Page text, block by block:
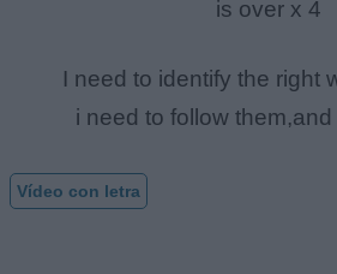
is over x 4
I need to identify the right
i need to follow
Vídeo con letra